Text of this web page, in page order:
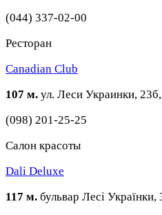
(044) 337-02-00
Ресторан
Canadian Club
107 м. ул. Леси Украинки,
(098) 201-25-25
Cалон красоты
Dali Deluxe
117 м. бульвар Лесі